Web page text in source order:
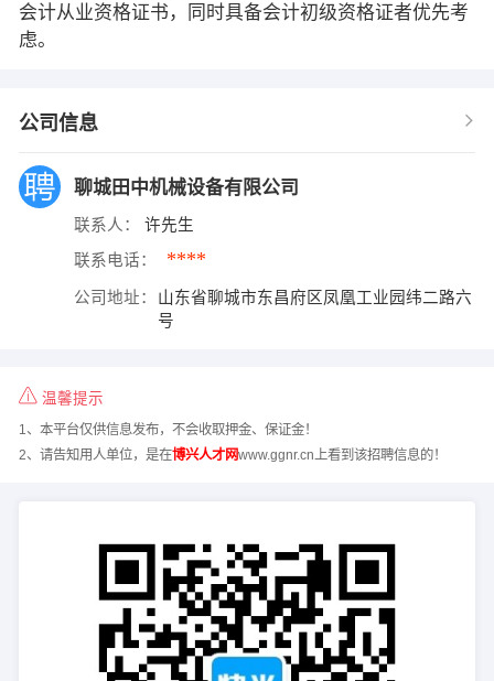
会计从业资格证书，同时具备会计初级资格证者优先考
虑。
公司信息
聊城田中机械设备有限公司
联系人： 许先生
联系电话： ****
公司地址：
山东省聊城市东昌府区凤凰工业园纬二路六
号
温馨提示
1、本平台仅供信息发布，不会收取押金、保证金！
2、请告知用人单位，是在博兴人才网www.ggnr.cn上看到该招聘信息的！